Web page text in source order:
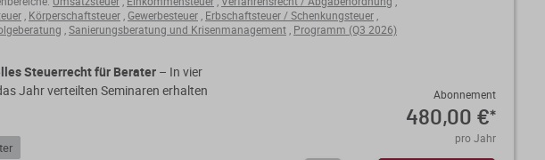
, Körperschaftsteuer, Gewerbesteuer, Erbschaftsteuer / Schenkungsteuer,
Sanierungsberatung und Krisenmanagement, Programm (Q3 2026)
Steuerrecht für Berater– In vier
Jahr verteilten Seminaren erhalten
Abonnement
480,00 €*
pro Jahr